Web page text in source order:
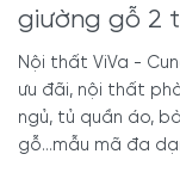
giường gỗ 2
Nội thất ViVa -
ưu đãi, nội thất
ngủ, tủ quần áo,
gỗ...mẫu mã đa